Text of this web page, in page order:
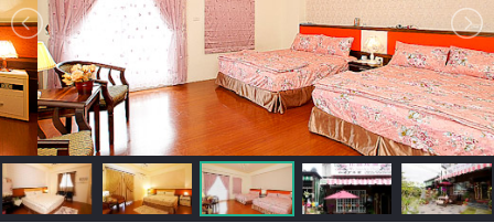
房
直
接
跟
飯
店